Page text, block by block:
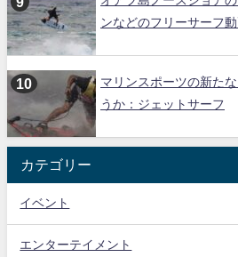
ンなどのフリーサーフ
マリンスポーツの新た
うか：ジェットサーフ
カテゴリー
イベント
エンターテイメント